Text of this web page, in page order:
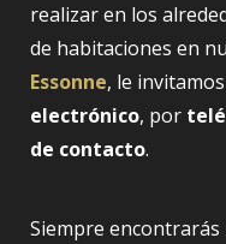
realizar en los
de habitaciones en
Essonne, le
electrónico, por
de contacto.
Siempre